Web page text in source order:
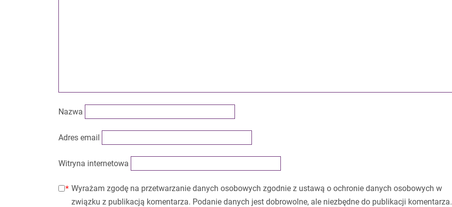
Nazwa
Adres email
Witryna internetowa
Wyrażam zgodę na przetwarzanie danych osobowych zgodnie z ustawą o ochronie danych osobowych w
związku z publikacją komentarza. Podanie danych jest dobrowolne, ale niezbędne do publikacji komentarza.